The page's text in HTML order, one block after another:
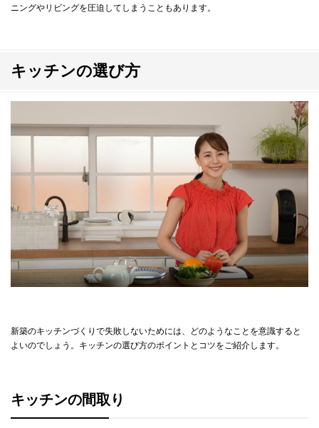
ニングやリビングを圧迫してしまうこともあります。
キッチンの選び方
新築のキッチンづくりで失敗しないためには、どのようなことを意識すると
よいのでしょう。キッチンの選び方のポイントとコツをご紹介します。
キッチンの間取り